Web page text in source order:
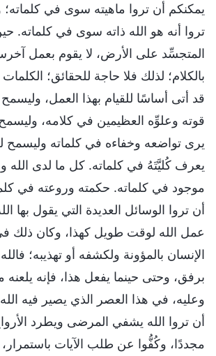
يمكنكم أن تروا ماهيته سوى في كلماته؛
تروا أنه هو الله ذاته سوى في كلماته.
المتجسِّد على الأرض، لا يقوم بعمل
بالكلام؛ لذلك فلا حاجة للحقائق؛
قد أتى أساسًا للقيام بهذا العمل،
قوته وعلوِّه العظيمين في كلامه،
يرى تواضعه وخفاءه في كلماته وليسمح
يعرف كُليَّتَهُ في كلماته. كل ما لدى الله
موجود في كلماته. حكمته وروعته في
أن تروا الوسائل العديدة التي يقول بها
عمل الله لوقت طويل كهذا، وكان ذلك
الإنسان بالمؤونة ولكشفه أو تهذيبه؛
برفق، وحتى حينما يفعل هذا، فإنه
وعليه، في هذا العصر الذي يصير فيه الله
أن تروا الله يشفي المرضى ويطرد
مجددًا، وكُفُّوا عن طلب الآيات باستمرار،